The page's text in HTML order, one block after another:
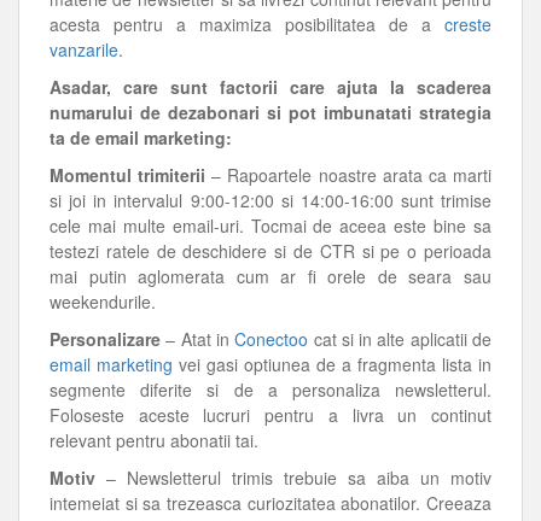
acesta pentru a maximiza posibilitatea de a creste
vanzarile.
Asadar, care sunt factorii care ajuta la scaderea
numarului de dezabonari si pot imbunatati strategia
ta de email marketing:
Momentul trimiterii – Rapoartele noastre arata ca marti
si joi in intervalul 9:00-12:00 si 14:00-16:00 sunt trimise
cele mai multe email-uri. Tocmai de aceea este bine sa
testezi ratele de deschidere si de CTR si pe o perioada
mai putin aglomerata cum ar fi orele de seara sau
weekendurile.
Personalizare – Atat inConectoo cat si in alte aplicatii de
email marketing vei gasi optiunea de a fragmenta lista in
segmente diferite si de a personaliza newsletterul.
Foloseste aceste lucruri pentru a livra un continut
relevant pentru abonatii tai.
Motiv – Newsletterul trimis trebuie sa aiba un motiv
intemeiat si sa trezeasca curiozitatea abonatilor. Creeaza